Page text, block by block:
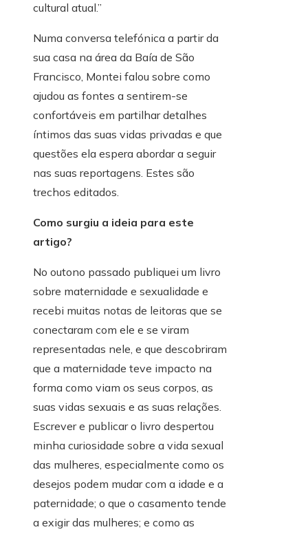
cultural atual.”
Numa conversa telefónica a partir da
sua casa na área da Baía de São
Francisco, Montei falou sobre como
ajudou as fontes a sentirem-se
confortáveis ​​em partilhar detalhes
íntimos das suas vidas privadas e que
questões ela espera abordar a seguir
nas suas reportagens. Estes são
trechos editados.
Como surgiu a ideia para este
artigo?
No outono passado publiquei um livro
sobre maternidade e sexualidade e
recebi muitas notas de leitoras que se
conectaram com ele e se viram
representadas nele, e que descobriram
que a maternidade teve impacto na
forma como viam os seus corpos, as
suas vidas sexuais e as suas relações.
Escrever e publicar o livro despertou
minha curiosidade sobre a vida sexual
das mulheres, especialmente como os
desejos podem mudar com a idade e a
paternidade; o que o casamento tende
a exigir das mulheres; e como as